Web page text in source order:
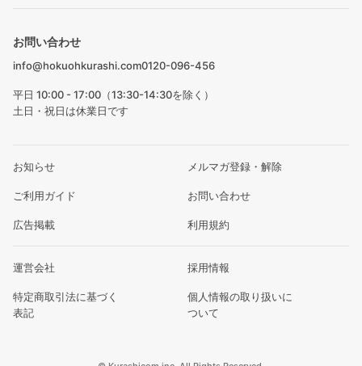
お問い合わせ
info@hokuohkurashi.com0120-096-456
平日 10:00 - 17:00（13:30-14:30を除く）
土日・祝日は休業日です
お知らせ メルマガ登録・解除
ご利用ガイド お問い合わせ
広告掲載 利用規約
運営会社 採用情報
特定商取引法に基づく
表記
個人情報の取り扱いに
ついて